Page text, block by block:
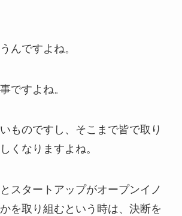
んですよね。
ですよね。
ものですし、そこまで皆で取り
くなりますよね。
タートアップがオープンイノ
を取り組むという時は、決断を